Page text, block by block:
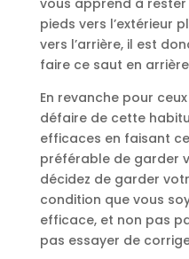
vous apprend à
pieds vers l’extérieur
vers l’arrière, il est
faire ce saut en
En revanche pour
défaire de cette
efficaces en faisant
préférable de garder
décidez de garder
condition que vous
efficace, et non pas
pas essayer de